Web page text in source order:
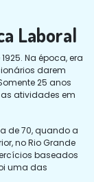
Laboral
Na época, era
darem
25 anos
atividades em
de 70, quando a
no Rio Grande
baseados
uma das